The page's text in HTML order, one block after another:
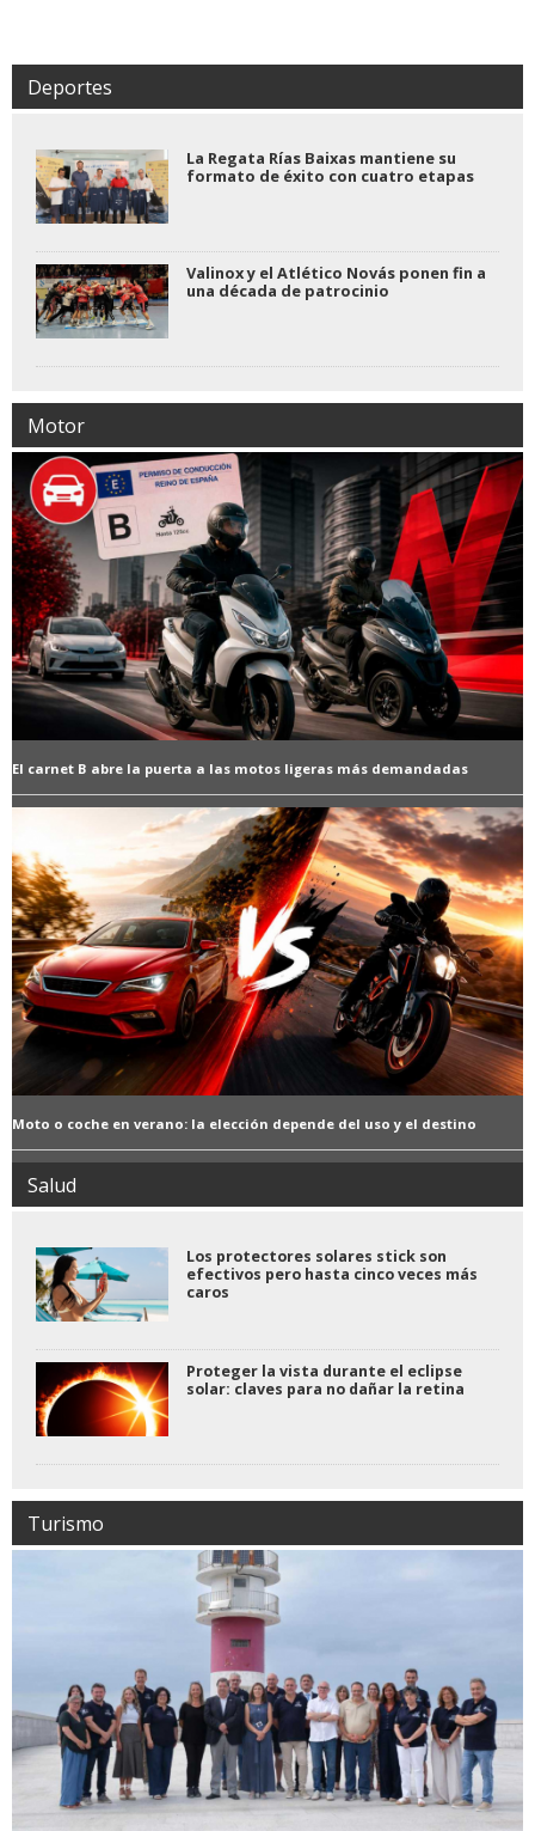
Deportes
La Regata Rías Baixas mantiene su
formato de éxito con cuatro etapas
Valinox y el Atlético Novás ponen fin a
una década de patrocinio
Motor
El carnet B abre la puerta a las motos ligeras más demandadas
Moto o coche en verano: la elección depende del uso y el destino
Salud
Los protectores solares stick son
efectivos pero hasta cinco veces más
caros
Proteger la vista durante el eclipse
solar: claves para no dañar la retina
Turismo